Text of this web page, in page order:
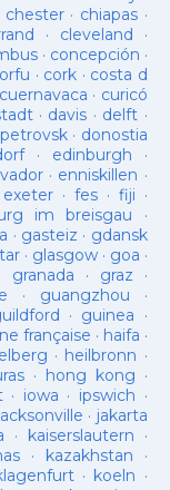
chester· chiapas ·
· cleveland ·
· concepción ·
· cork · costa d
cuernavaca · curicó
· davis · delft ·
· donostia
· edinburgh ·
· enniskillen ·
exeter· fes· fiji ·
im breisgau ·
· gasteiz · gdansk
· glasgow· goa ·
granada · graz ·
· guangzhou ·
· guinea ·
française · haifa ·
· heilbronn ·
· hong kong ·
· iowa · ipswich ·
· jakarta
· kaiserslautern ·
· kazakhstan ·
· koeln ·